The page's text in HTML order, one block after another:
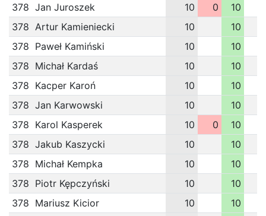
378 Jan Juroszek 10 0
10
378 Artur Kamieniecki 10
10
378 Paweł Kamiński 10
10
378 Michał Kardaś 10
10
378 Kacper Karoń 10
10
378 Jan Karwowski 10
10
378 Karol Kasperek 10 0
10
378 Jakub Kaszycki 10
10
378 Michał Kempka 10
10
378 Piotr Kępczyński 10
10
378 Mariusz Kicior 10
10